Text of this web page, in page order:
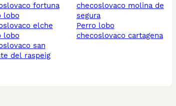
fortuna
elche
san
del raspeig
checoslovaco molina de
segura
perro lobo
checoslovaco cartagena